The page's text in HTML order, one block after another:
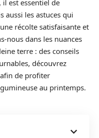
est essentiel de
aussi les astuces qui
récolte satisfaisante et
nous dans les nuances
terre : des conseils
découvrez
de profiter
au printemps.